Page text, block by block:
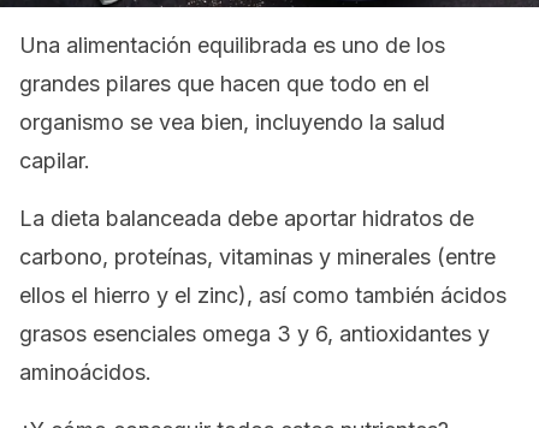
Una alimentación equilibrada es uno de los
grandes pilares que hacen que todo en el
organismo se vea bien, incluyendo la salud
capilar.
La dieta balanceada debe aportar hidratos de
carbono, proteínas, vitaminas y minerales (entre
ellos el hierro y el zinc), así como también ácidos
grasos esenciales omega 3 y 6, antioxidantes y
aminoácidos.